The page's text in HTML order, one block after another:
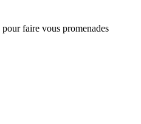
faire vous promenades